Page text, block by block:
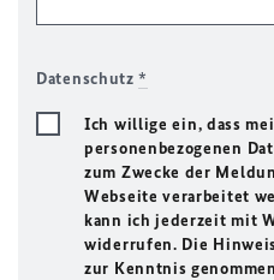
Datenschutz*
Ich willige ein, dass
personenbezogenen
zum Zwecke der
Webseite verarbeitet
kann ich jederzeit mit
widerrufen. Die
zur Kenntnis